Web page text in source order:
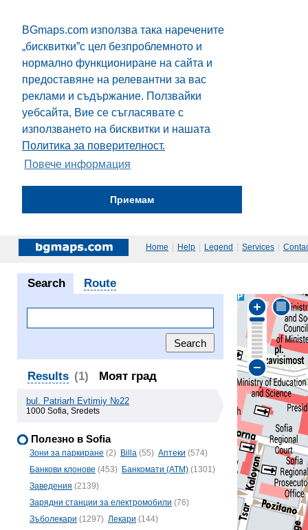
BGmaps.com използва така наречените
„бисквитки”с цел безпроблемното и
нормално функциониране на сайта и
предоставяне на релевантни за вас
реклами и съдържание. Ползвайки
уебсайта, Вие се съгласявате с
използването на бисквитки и нашата
Политика за поверителност.
Повече информация
Приемам
Home | Help | Legend | Services |
Search Route
Results (1) Моят град
bul. Patriarh Evtimiy №22
1000 Sofia, Sredets
Полезно в Sofia
Зони за паркиране (2) Billa (55) Аптеки (574)
Банкови клонове (453) Банкомати (ATM) (1301)
Заведения (2139)
Зарядни станции за електромобили (76)
Зъболекари (1297) Лекари (144)